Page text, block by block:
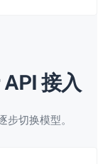
接入
步切换模型。